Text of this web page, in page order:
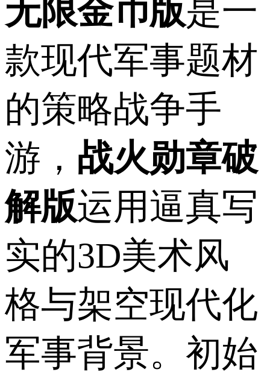
无限金币版是一
款现代军事题材
的策略战争手
游， 战火勋章破
解版运用逼真写
实的3D美术风
格与架空现代化
军事背景。初始